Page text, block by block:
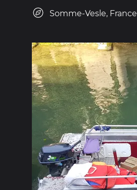
Somme-Vesle, France